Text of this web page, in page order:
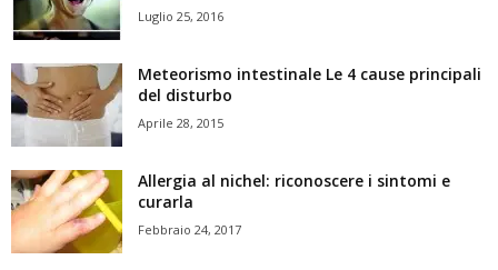
Luglio 25, 2016
Meteorismo intestinale Le 4 cause principali
del disturbo
Aprile 28, 2015
Allergia al nichel: riconoscere i sintomi e
curarla
Febbraio 24, 2017